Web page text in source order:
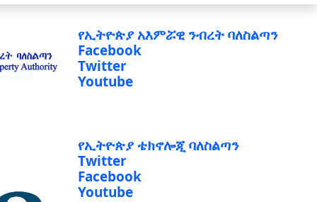
የኢትዮጵያ አእምሯዊ ንብረት ባለስልጣን
Facebook
Twitter
Youtube
የኢትዮጵያ ቴክኖሎጂ ባለስልጣን
Twitter
Facebook
Youtube